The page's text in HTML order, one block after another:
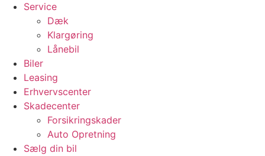
Service
Dæk
Klargøring
Lånebil
Biler
Leasing
Erhvervscenter
Skadecenter
Forsikringskader
Auto Opretning
Sælg din bil